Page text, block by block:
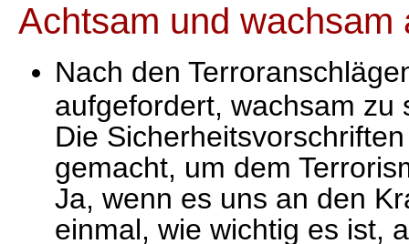
Achtsam und wachsam
Nach den
aufgefordert, wachsam zu
Die
gemacht, um dem
Ja, wenn es uns an den
einmal, wie wichtig es ist,